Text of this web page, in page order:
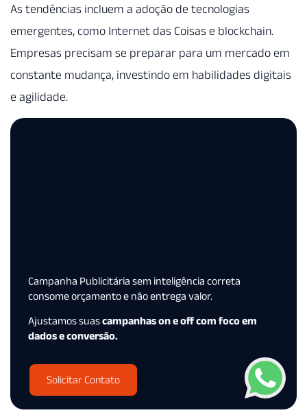
As tendências incluem a adoção de tecnologias
emergentes, como Internet das Coisas e blockchain.
Empresas precisam se preparar para um mercado em
constante mudança, investindo em habilidades digitais
e agilidade.
Campanha Publicitária sem inteligência correta
consome orçamento e não entrega valor.
Ajustamos suascampanhas on e off com foco em
dados e conversão.
Solicitar Contato